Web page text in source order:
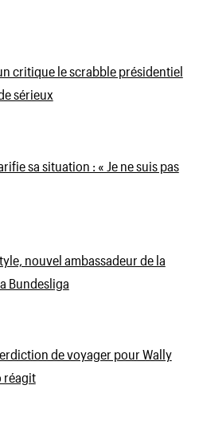
critique le scrabble présidentiel
sérieux
sa situation : « Je ne suis pas
nouvel ambassadeur de la
Bundesliga
de voyager pour Wally
réagit